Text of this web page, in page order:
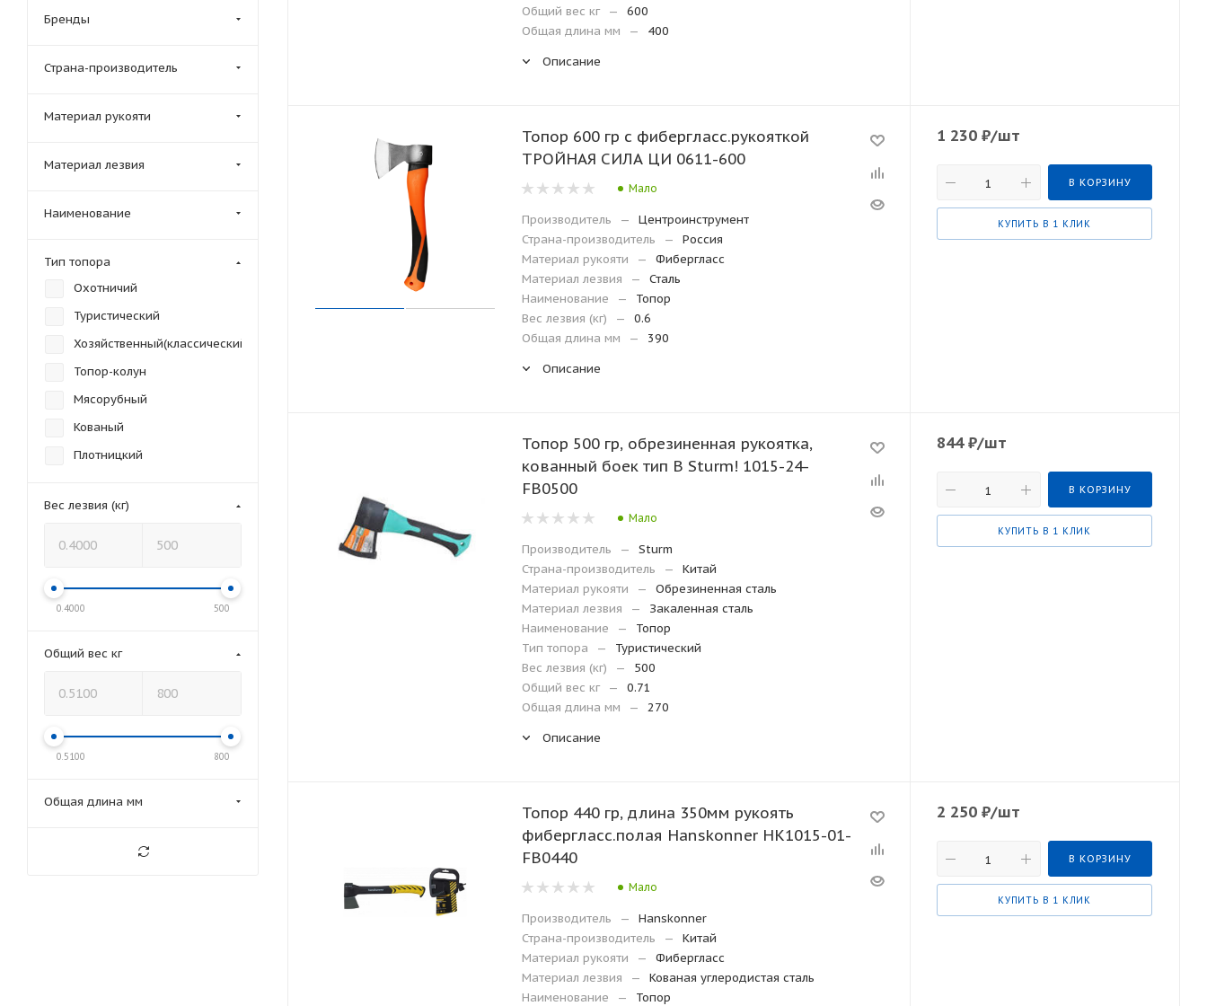
Общий вес кг
—
600
Общая длина мм
—
400
Описание
Топор 600 гр с фибергласс.рукояткой
ТРОЙНАЯ СИЛА ЦИ 0611-600
Мало
Производитель —
Центроинструмент
Страна-производитель
—
Россия
Материал рукояти
—
Фибергласс
Материал лезвия
—
Сталь
Наименование
—
Топор
Вес лезвия (кг)
—
0.6
Общая длина мм
—
390
Описание
1 230 ₽/шт
В КОРЗИНУ
КУПИТЬ В 1 КЛИК
Топор 500 гр, обрезиненная рукоятка,
кованный боек тип В Sturm! 1015-24-
FB0500
Мало
Производитель —
Sturm
Страна-производитель
—
Китай
Материал рукояти
—
Обрезиненная сталь
Материал лезвия
—
Закаленная сталь
Наименование
—
Топор
Тип топора
—
Туристический
Вес лезвия (кг)
—
500
Общий вес кг
—
0.71
Общая длина мм
—
270
Описание
844₽/шт
В КОРЗИНУ
КУПИТЬ В 1 КЛИК
Топор 440 гр, длина 350мм рукоять
фибергласс.полая Hanskonner HK1015-01-
FB0440
Мало
Производитель —
Hanskonner
Страна-производитель
—
Китай
Материал рукояти
—
Фибергласс
Материал лезвия
—
Кованая углеродистая сталь
Наименование
—
Топор
2 250 ₽/шт
В КОРЗИНУ
КУПИТЬ В 1 КЛИК
Бренды
Страна-производитель
Материал рукояти
Материал лезвия
Наименование
Тип топора
Охотничий
Туристический
Хозяйственный(классический)
Топор-колун
Мясорубный
Кованый
Плотницкий
Вес лезвия (кг)
0.4000 500
Общий вес кг
0.5100 800
Общая длина мм